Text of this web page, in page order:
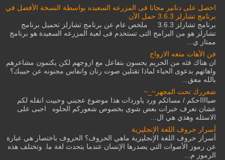
احصل على دنانير مجانا فى المزرعه السعيده بواسطة النسخة الأفضل في
برنامج تشارلز 3.6.3 حمل الآن
برنامج تشارلز 3.6.3 ملخص عام عن برنامج تشارلز تحميل برنامج
تشارلز هو من البرامج التى تستخدم فى لعبة المزرعه السعيدة هو برنامج
ممتاز ي...
فن الآهات متعه الازواج
ان هناك فئه من الحريم يحسون بتفاعل مع ازوجهم لكن يكتمون مشاعرهم
واهاتهم بدعوى الحياء لماذا تقتلين صوت رنان وانفاس مجنونه عن حبيبك؟
بالله معق...
شعررك تحت المجهر~_~
صبااااحكم / مسائكم ورد ياوردات هذا موضوع عجبني وحبيت انقله لكم
عشان نعرف خبرات بعض شوي بخصوص شعوركم الحلوه اجبى على
الاسئله وهذي هي ال...
أسرار حروف اللغة الإنجليزية
أسرار حروف اللغة الإنجليزية ماهي الحروف؟ الحروف باختصار هي عبارة
عن رموز الأصوات التي يصدرها الإنسان عندما يتحدث لغة ما. وتختلف هذه
الرموز م...